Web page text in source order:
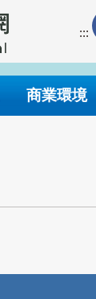
:::
商業環境